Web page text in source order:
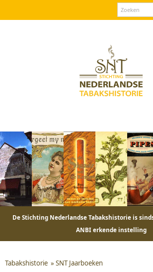
De Stichting Nederlandse Tabakshistorie is
ANBI erkende instelling
Tabakshistorie » SNT Jaarboeken